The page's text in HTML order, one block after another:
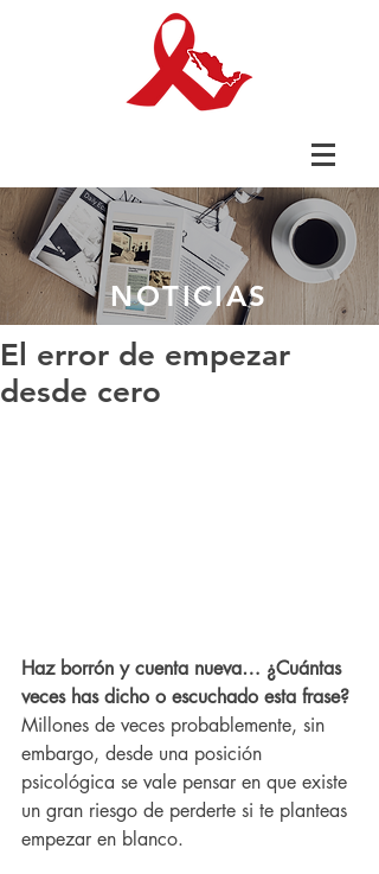
NOTICIAS
El error de empezar
desde cero
Haz borrón y cuenta nueva… ¿Cuántas
veces has dicho o escuchado esta frase?
Millones de veces probablemente, sin
embargo, desde una posición
psicológica se vale pensar en que existe
un gran riesgo de perderte si te planteas
empezar en blanco.